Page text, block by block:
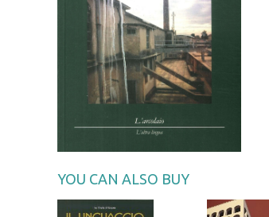
YOU CAN ALSO BUY